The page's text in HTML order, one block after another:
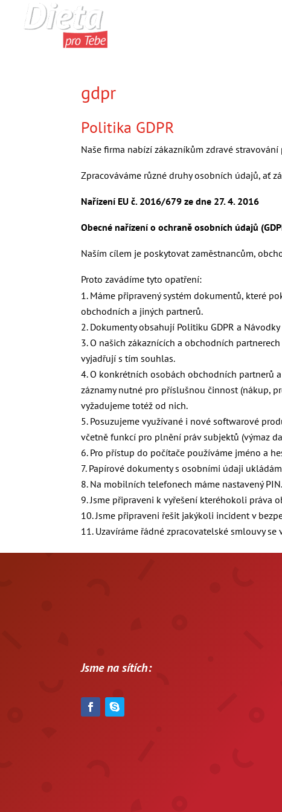
gdpr
Politika GDPR
Naše firma nabízí zákazníkům zdravé
Zpracováváme různé druhy osobních údajů, ať
Nařízení EU č. 2016/679 ze dne 27. 4. 2016
Obecné nařízení o ochraně osobních údajů
Naším cílem je poskytovat zaměstnancům,
Proto zavádíme tyto opatření:
Máme připravený systém dokumentů, které
obchodních a jiných partnerů.
Dokumenty obsahují Politiku GDPR a
O našich zákaznících a obchodních
vyjadřují s tím souhlas.
O konkrétních osobách obchodních partnerů
záznamy nutné pro příslušnou činnost (nákup,
vyžadujeme totéž od nich.
Posuzujeme využívané i nové softwarové
včetně funkcí pro plnění práv subjektů (výmaz
Pro přístup do počítače používáme jméno a
Papírové dokumenty s osobními údaji
Na mobilních telefonech máme nastavený PIN.
Jsme připraveni k vyřešení kteréhokoli práva
Jsme připraveni řešit jakýkoli incident v
Uzavíráme řádné zpracovatelské smlouvy
Jsme na sítích: